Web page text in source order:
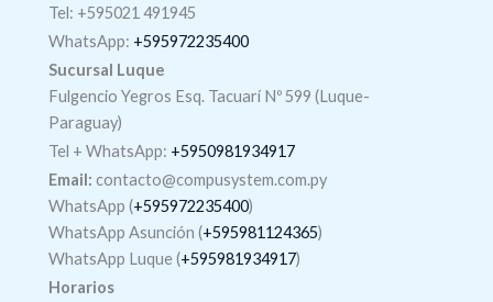
Tel: +595021 491945
WhatsApp: +595972235400
Sucursal Luque
Fulgencio Yegros Esq. Tacuarí Nº 599 (Luque-
Paraguay)
Tel + WhatsApp: +5950981934917
Email: contacto@compusystem.com.py
WhatsApp (+595972235400)
WhatsApp Asunción (+595981124365)
WhatsApp Luque (+595981934917)
Horarios